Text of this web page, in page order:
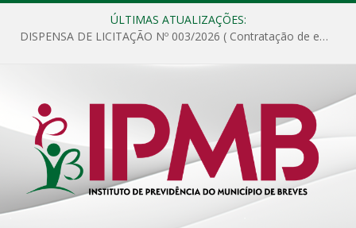
ÚLTIMAS ATUALIZAÇÕES:
DISPENSA DE LICITAÇÃO Nº 003/2026 ( Contratação de empresa para fornecimento de gêneros alimentícios não perecíveis, materiais de expediente, descartáveis, copa e cozinha, para análise e posterior publicação.)